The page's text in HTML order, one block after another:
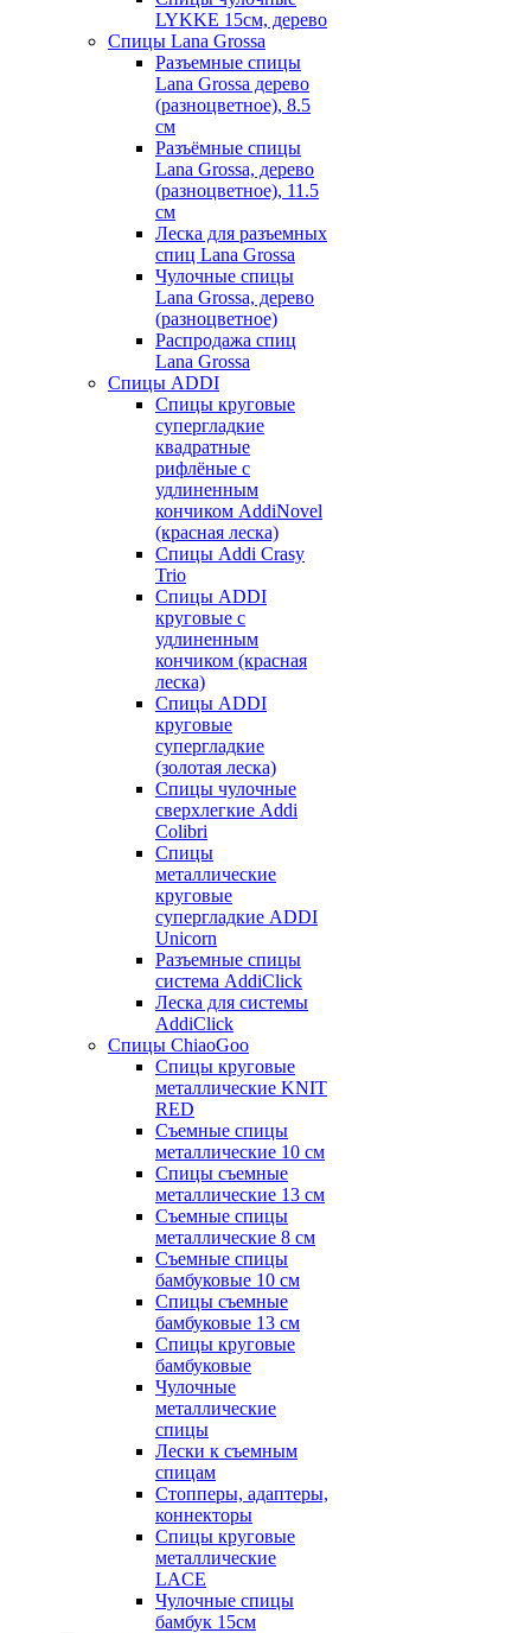
LYKKE 15см, дерево
Спицы Lana Grossa
Разъемные спицы
Lana Grossa дерево
(разноцветное), 8.5
см
Разъёмные спицы
Lana Grossa, дерево
(разноцветное), 11.5
см
Леска для разъемных
спиц Lana Grossa
Чулочные спицы
Lana Grossa, дерево
(разноцветное)
Распродажа спиц
Lana Grossa
Спицы ADDI
Спицы круговые
супергладкие
квадратные
рифлёные с
удлиненным
кончиком AddiNovel
(красная леска)
Спицы Addi Crasy
Trio
Спицы ADDI
круговые с
удлиненным
кончиком (красная
леска)
Спицы ADDI
круговые
супергладкие
(золотая леска)
Спицы чулочные
сверхлегкие Addi
Colibri
Спицы
металлические
круговые
супергладкие ADDI
Unicorn
Разъемные спицы
система AddiClick
Леска для системы
AddiClick
Спицы ChiaoGoo
Спицы круговые
металлические KNIT
RED
Съемные спицы
металлические 10 см
Спицы съемные
металлические 13 см
Съемные спицы
металлические 8 см
Съемные спицы
бамбуковые 10 см
Спицы съемные
бамбуковые 13 см
Спицы круговые
бамбуковые
Чулочные
металлические
спицы
Лески к съемным
спицам
Стопперы, адаптеры,
коннекторы
Спицы круговые
металлические
LACE
Чулочные спицы
бамбук 15см